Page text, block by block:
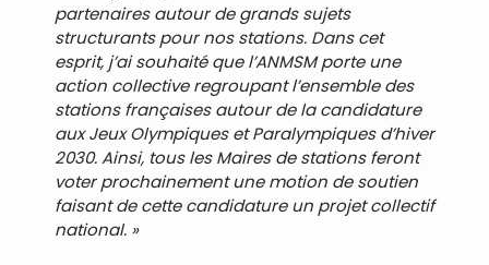
partenaires autour de grands sujets
structurants pour nos stations. Dans cet
esprit, j’ai souhaité que l’ANMSM porte une
action collective regroupant l’ensemble des
stations françaises autour de la candidature
aux Jeux Olympiques et Paralympiques d’hiver
2030. Ainsi, tous les Maires de stations feront
voter prochainement une motion de soutien
faisant de cette candidature un projet collectif
national. »